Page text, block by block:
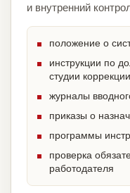
и внутренний
положение о
инструкции по
студии
журналы
приказы о
программы
проверка
работодателя